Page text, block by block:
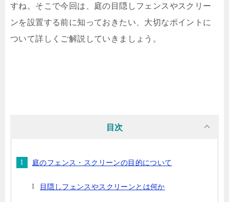
すね。そこで今回は、庭の目隠しフェンスやスクリー
ンを設置する前に知っておきたい、大切なポイントに
ついて詳しくご解説していきましょう。
目次
庭のフェンス・スクリーンの目的について
目隠しフェンスやスクリーンとは何か